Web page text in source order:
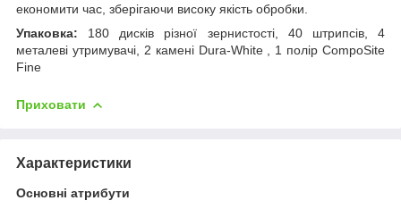
економити час, зберігаючи високу якість обробки.
Упаковка: 180 дисків різної зернистості, 40 штрипсів, 4
металеві утримувачі, 2 камені Dura-White , 1 полір CompoSite
Fine
Приховати
Характеристики
Основні атрибути